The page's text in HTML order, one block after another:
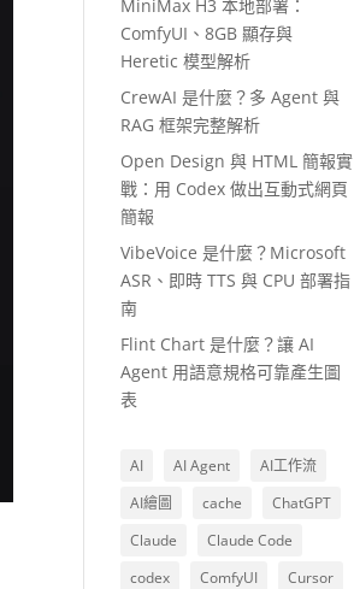
MiniMax H3 本地部署：
ComfyUI、8GB 顯存與
Heretic 模型解析
CrewAI 是什麼？多 Agent 與
RAG 框架完整解析
Open Design 與 HTML 簡報實
戰：用 Codex 做出互動式網頁
簡報
VibeVoice 是什麼？Microsoft
ASR、即時 TTS 與 CPU 部署指
南
Flint Chart 是什麼？讓 AI
Agent 用語意規格可靠產生圖
表
AI AI Agent
AI工作流
AI繪圖
cache
ChatGPT
Claude
Claude Code
codex
ComfyUI
Cursor